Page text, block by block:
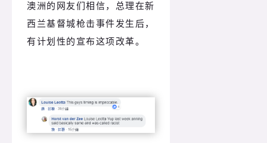
澳洲的网友们相信，总理在新
西兰基督城枪击事件发生后，
有计划性的宣布这项改革。